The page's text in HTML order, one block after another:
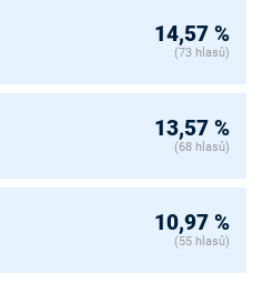
14,57 %
(73 hlasů)
13,57 %
(68 hlasů)
10,97 %
(55 hlasů)